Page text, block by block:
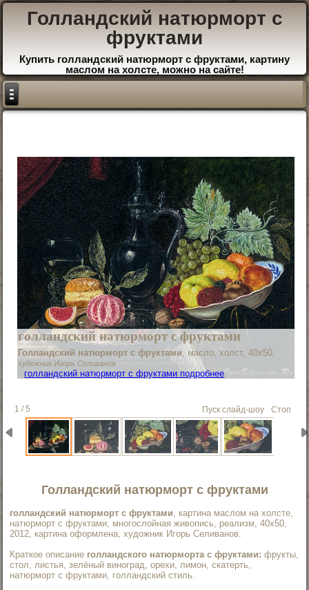
Голландский натюрморт с
фруктами
Купить голландский натюрморт с фруктами, картину
маслом на холсте, можно на сайте!
голландский натюрморт с фруктами
Голландский натюрморт с фруктами, масло, холст, 40х50,
художник Игорь Селиванов
голландский натюрморт с фруктами подробнее
1 / 5 Пуск слайд-шоу Стоп
Голландский натюрморт с фруктами
голландский натюрморт с фруктами, картина маслом на холсте,
натюрморт с фруктами, многослойная живопись, реализм, 40х50,
2012, картина оформлена, художник Игорь Селиванов.
Краткое описание голландского натюрморта с фруктами: фрукты,
стол, листья, зелёный виноград, орехи, лимон, скатерть,
натюрморт с фруктами, голландский стиль.